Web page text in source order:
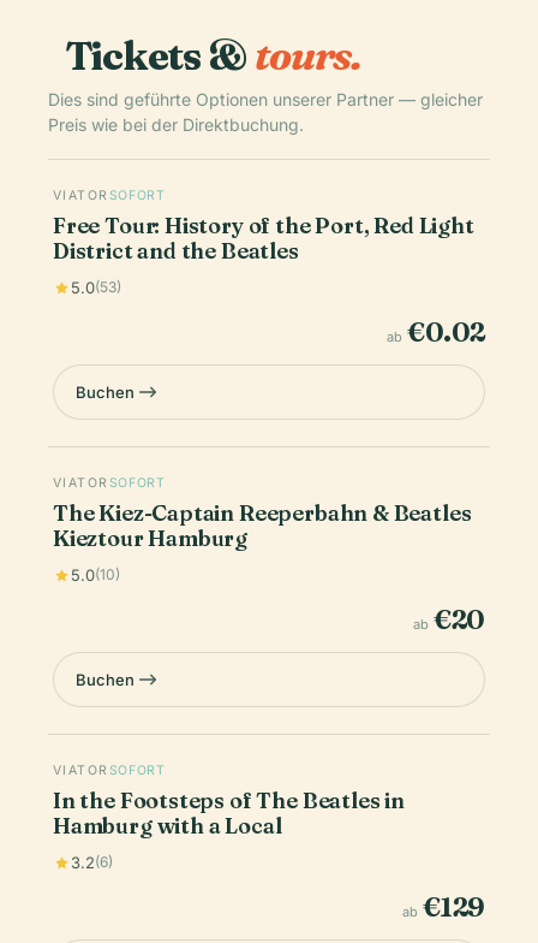
Tickets &tours.
Dies sind geführte Optionen unserer Partner — gleicher
Preis wie bei der Direktbuchung.
VIATOR SOFORT
Free Tour: History of the Port, Red Light
District and the Beatles
5.0(53)
ab €0.02
Buchen
VIATOR SOFORT
The Kiez-Captain Reeperbahn & Beatles
Kieztour Hamburg
5.0(10)
ab €20
Buchen
VIATOR SOFORT
In the Footsteps of The Beatles in
Hamburg with a Local
3.2(6)
ab €129